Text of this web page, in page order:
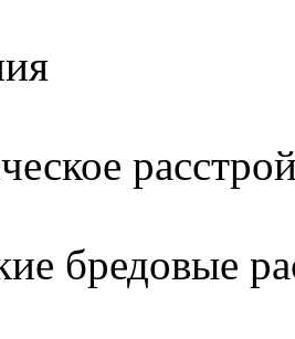
бредовые